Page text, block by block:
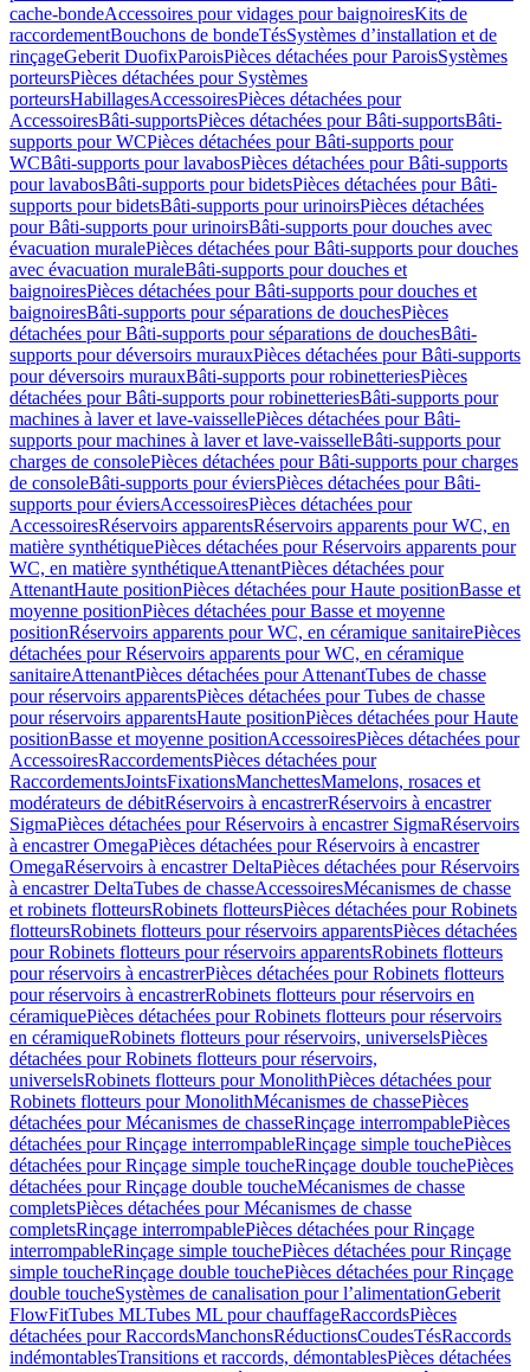
cache-bondeAccessoires pour vidages pour baignoiresKits de
raccordementBouchons de bondeTésSystèmes d’installation et de
rinçageGeberit DuofixParoisPièces détachées pour ParoisSystèmes
porteursPièces détachées pour Systèmes
porteursHabillagesAccessoiresPièces détachées pour
AccessoiresBâti-supportsPièces détachées pour Bâti-supportsBâti-
supports pour WCPièces détachées pour Bâti-supports pour
WCBâti-supports pour lavabosPièces détachées pour Bâti-supports
pour lavabosBâti-supports pour bidetsPièces détachées pour Bâti-
supports pour bidetsBâti-supports pour urinoirsPièces détachées
pour Bâti-supports pour urinoirsBâti-supports pour douches avec
évacuation muralePièces détachées pour Bâti-supports pour douches
avec évacuation muraleBâti-supports pour douches et
baignoiresPièces détachées pour Bâti-supports pour douches et
baignoiresBâti-supports pour séparations de douchesPièces
détachées pour Bâti-supports pour séparations de douchesBâti-
supports pour déversoirs murauxPièces détachées pour Bâti-supports
pour déversoirs murauxBâti-supports pour robinetteriesPièces
détachées pour Bâti-supports pour robinetteriesBâti-supports pour
machines à laver et lave-vaissellePièces détachées pour Bâti-
supports pour machines à laver et lave-vaisselleBâti-supports pour
charges de consolePièces détachées pour Bâti-supports pour charges
de consoleBâti-supports pour éviersPièces détachées pour Bâti-
supports pour éviersAccessoiresPièces détachées pour
AccessoiresRéservoirs apparentsRéservoirs apparents pour WC, en
matière synthétiquePièces détachées pour Réservoirs apparents pour
WC, en matière synthétiqueAttenantPièces détachées pour
AttenantHaute positionPièces détachées pour Haute positionBasse et
moyenne positionPièces détachées pour Basse et moyenne
positionRéservoirs apparents pour WC, en céramique sanitairePièces
détachées pour Réservoirs apparents pour WC, en céramique
sanitaireAttenantPièces détachées pour AttenantTubes de chasse
pour réservoirs apparentsPièces détachées pour Tubes de chasse
pour réservoirs apparentsHaute positionPièces détachées pour Haute
positionBasse et moyenne positionAccessoiresPièces détachées pour
AccessoiresRaccordementsPièces détachées pour
RaccordementsJointsFixationsManchettesMamelons, rosaces et
modérateurs de débitRéservoirs à encastrerRéservoirs à encastrer
SigmaPièces détachées pour Réservoirs à encastrer SigmaRéservoirs
à encastrer OmegaPièces détachées pour Réservoirs à encastrer
OmegaRéservoirs à encastrer DeltaPièces détachées pour Réservoirs
à encastrer DeltaTubes de chasseAccessoiresMécanismes de chasse
et robinets flotteursRobinets flotteursPièces détachées pour Robinets
flotteursRobinets flotteurs pour réservoirs apparentsPièces détachées
pour Robinets flotteurs pour réservoirs apparentsRobinets flotteurs
pour réservoirs à encastrerPièces détachées pour Robinets flotteurs
pour réservoirs à encastrerRobinets flotteurs pour réservoirs en
céramiquePièces détachées pour Robinets flotteurs pour réservoirs
en céramiqueRobinets flotteurs pour réservoirs, universelsPièces
détachées pour Robinets flotteurs pour réservoirs,
universelsRobinets flotteurs pour MonolithPièces détachées pour
Robinets flotteurs pour MonolithMécanismes de chassePièces
détachées pour Mécanismes de chasseRinçage interrompablePièces
détachées pour Rinçage interrompableRinçage simple touchePièces
détachées pour Rinçage simple toucheRinçage double touchePièces
détachées pour Rinçage double toucheMécanismes de chasse
completsPièces détachées pour Mécanismes de chasse
completsRinçage interrompablePièces détachées pour Rinçage
interrompableRinçage simple touchePièces détachées pour Rinçage
simple toucheRinçage double touchePièces détachées pour Rinçage
double toucheSystèmes de canalisation pour l’alimentationGeberit
FlowFitTubes MLTubes ML pour chauffageRaccordsPièces
détachées pour RaccordsManchonsRéductionsCoudesTésRaccords
indémontablesTransitions et raccords, démontablesPièces détachées